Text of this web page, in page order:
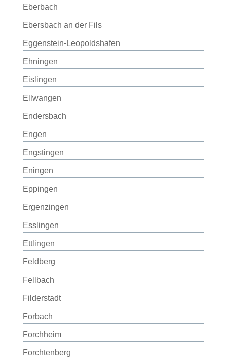
Eberbach
Ebersbach an der Fils
Eggenstein-Leopoldshafen
Ehningen
Eislingen
Ellwangen
Endersbach
Engen
Engstingen
Eningen
Eppingen
Ergenzingen
Esslingen
Ettlingen
Feldberg
Fellbach
Filderstadt
Forbach
Forchheim
Forchtenberg